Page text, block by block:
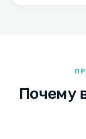
Почему